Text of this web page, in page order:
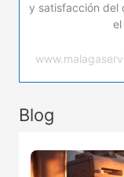
y satisfacción del
Blog